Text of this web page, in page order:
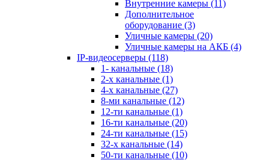
Внутренние камеры (11)
Дополнительное
оборудование (3)
Уличные камеры (20)
Уличные камеры на АКБ (4)
IP-видеосерверы (118)
1- канальные (18)
2-х канальные (1)
4-х канальные (27)
8-ми канальные (12)
12-ти канальные (1)
16-ти канальные (20)
24-ти канальные (15)
32-х канальные (14)
50-ти канальные (10)